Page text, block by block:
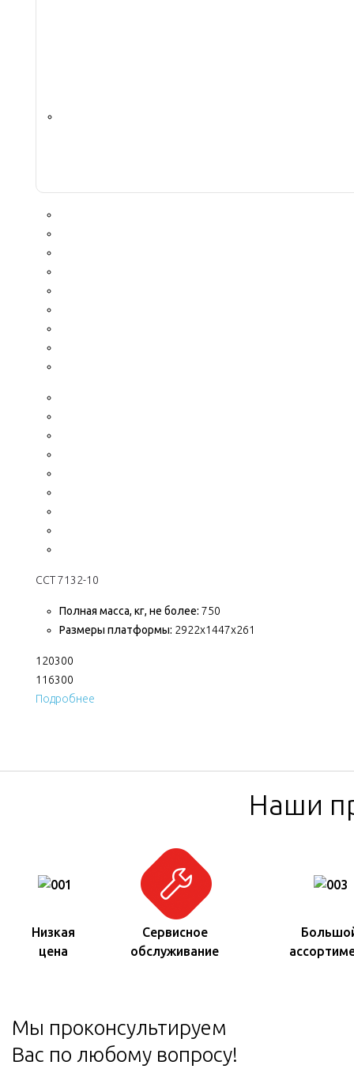
ССТ 7132-10
Полная масса, кг, не более: 750
Размеры платформы: 2922х1447х261
120300
116300
Подробнее
Наши
Низкая
цена
Сервисное
обслуживание
Мы проконсультируем
Вас по любому вопросу!